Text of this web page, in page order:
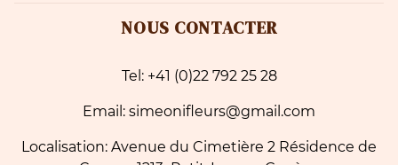
NOUS CONTACTER
Tel: +41 (0)22 792 25 28
Email: simeonifleurs@gmail.com
Localisation: Avenue du Cimetière 2 Résidence de